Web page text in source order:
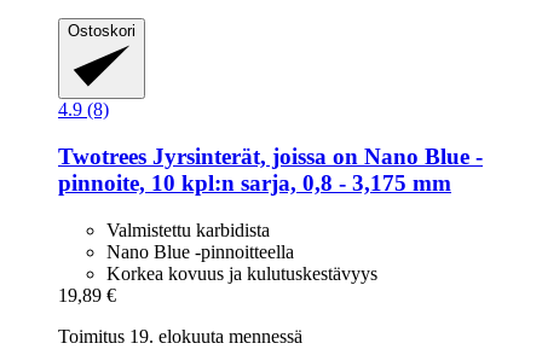
Ostoskori
4.9 (8)
Twotrees Jyrsinterät, joissa on Nano Blue -​
pinnoite, 10 kpl:n sarja, 0,8 -​ 3,175 mm
Valmistettu karbidista
Nano Blue -pinnoitteella
Korkea kovuus ja kulutuskestävyys
19,89 €
Toimitus 19. elokuuta mennessä